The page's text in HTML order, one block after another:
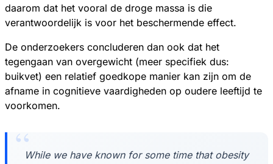
daarom dat het vooral de droge massa is die
verantwoordelijk is voor het beschermende effect.
De onderzoekers concluderen dan ook dat het
tegengaan van overgewicht (meer specifiek dus:
buikvet) een relatief goedkope manier kan zijn om de
afname in cognitieve vaardigheden op oudere leeftijd te
voorkomen.
While we have known for some time that obesity